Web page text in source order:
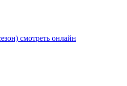
смотреть онлайн